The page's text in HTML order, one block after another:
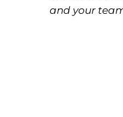
and your